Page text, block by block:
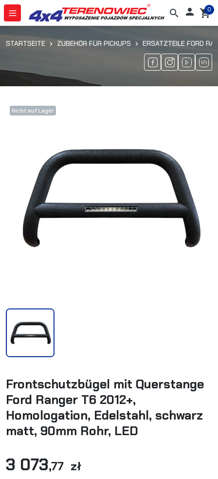
search  shopping_cart
0
STARTSEITE ZUBEHÖR FÜR PICKUPS ERSATZTEILE FORD
Nicht auf Lager
Frontschutzbügel mit Querstange
Ford Ranger T6 2012+,
Homologation, Edelstahl, schwarz
matt, 90mm Rohr, LED
3 073,77 zł